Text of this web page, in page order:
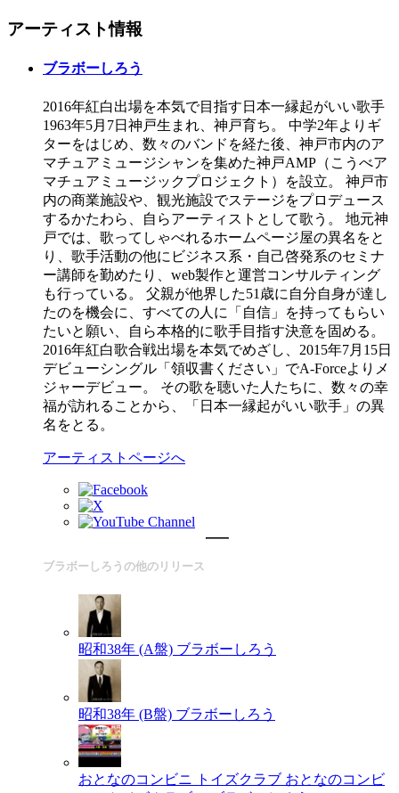
アーティスト情報
ブラボーしろう
2016年紅白出場を本気で目指す日本一縁起がいい歌手
1963年5月7日神戸生まれ、神戸育ち。 中学2年よりギ
ターをはじめ、数々のバンドを経た後、神戸市内のア
マチュアミュージシャンを集めた神戸AMP（こうべア
マチュアミュージックプロジェクト）を設立。 神戸市
内の商業施設や、観光施設でステージをプロデュース
するかたわら、自らアーティストとして歌う。 地元神
戸では、歌ってしゃべれるホームページ屋の異名をと
り、歌手活動の他にビジネス系・自己啓発系のセミナ
ー講師を勤めたり、web製作と運営コンサルティング
も行っている。 父親が他界した51歳に自分自身が達し
たのを機会に、すべての人に「自信」を持ってもらい
たいと願い、自ら本格的に歌手目指す決意を固める。
2016年紅白歌合戦出場を本気でめざし、2015年7月15日
デビューシングル「領収書ください」でA-Forceよりメ
ジャーデビュー。 その歌を聴いた人たちに、数々の幸
福が訪れることから、「日本一縁起がいい歌手」の異
名をとる。
アーティストページへ
ブラボーしろうの他のリリース
昭和38年 (A盤) ブラボーしろう
昭和38年 (B盤) ブラボーしろう
おとなのコンビニ トイズクラブ おとなのコンビ